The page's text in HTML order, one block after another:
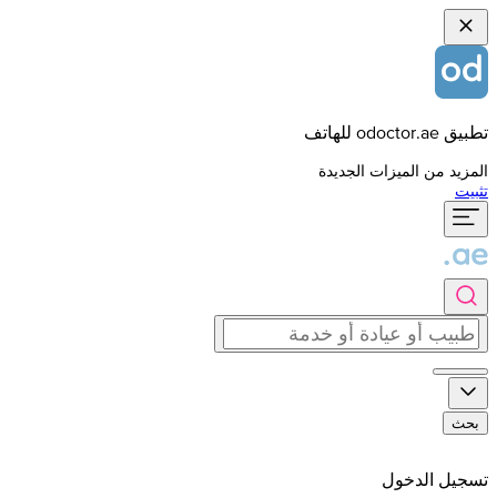
تطبيق odoctor.ae للهاتف
المزيد من الميزات الجديدة
تثبيت
بحث
تسجيل الدخول